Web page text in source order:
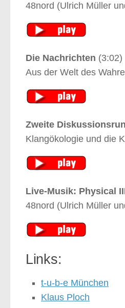
48nord (Ulrich Müller
Die Nachrichten (3:02)
Aus der Welt des
Zweite
Klangökologie und die
Live-Musik: Physical
48nord (Ulrich Müller
Links:
t-u-b-e München
Klaus Ploch